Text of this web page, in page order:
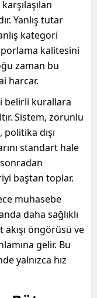
Yanlış tutar
kategori
kalitesini
zaman bu
harcar.
belirli kurallara
Sistem, zorunlu
dışı
standart hale
baştan toplar.
muhasebe
daha sağlıklı
öngörüsü ve
gelir. Bu
yalnızca hız